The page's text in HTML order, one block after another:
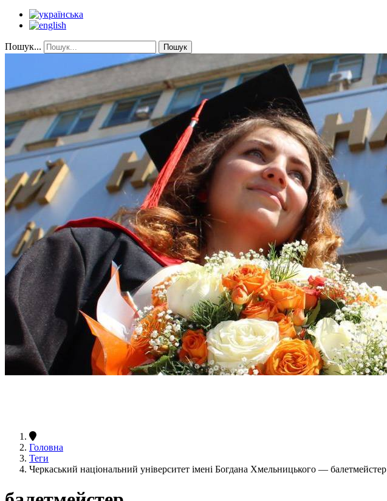
Пошук... Пошук
Головна
Теги
Черкаський національний університет імені Богдана Хмельницького — балетмейстер